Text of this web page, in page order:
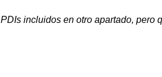
PDIs incluidos en otro apartado, pero